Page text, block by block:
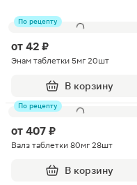
По рецепту
от 42 ₽
Энам таблетки 5мг 20шт
В корзину
По рецепту
от 407 ₽
Валз таблетки 80мг 28шт
В корзину